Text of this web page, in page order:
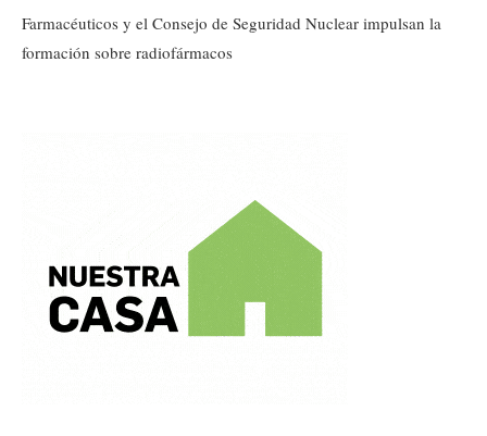
Farmacéuticos y el Consejo de Seguridad Nuclear impulsan la
formación sobre radiofármacos